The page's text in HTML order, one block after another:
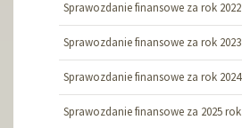
Sprawozdanie finansowe za rok 2022
Sprawozdanie finansowe za rok 2023
Sprawozdanie finansowe za rok 2024
Sprawozdanie finansowe za 2025 rok